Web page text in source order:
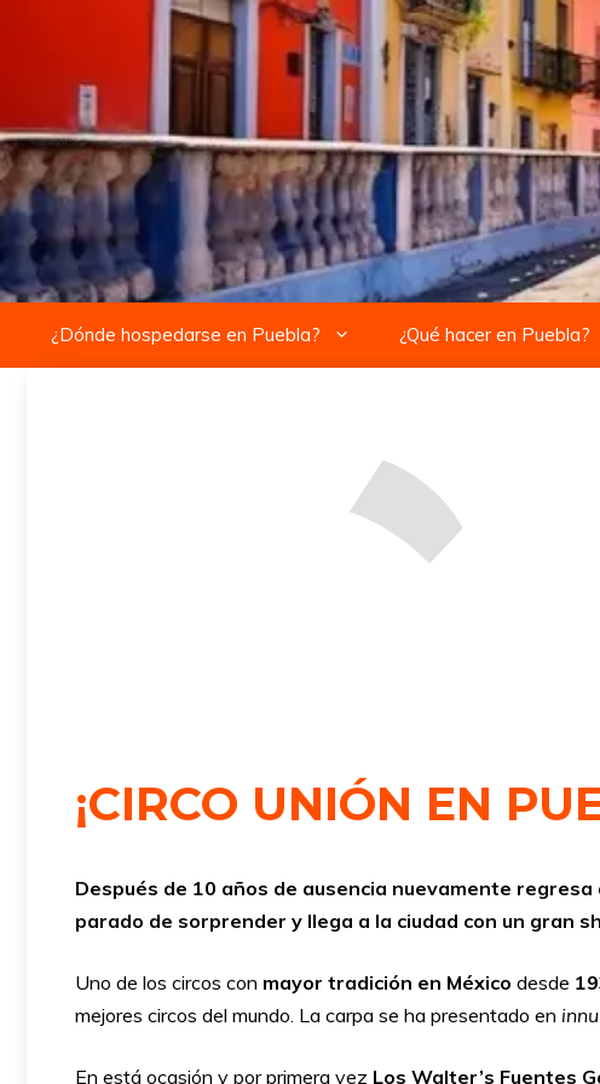
contenido
¿Dónde hospedarse en Puebla? ¿Qué hacer en Puebla?
¡CIRCO UNIÓN EN
Después de 10 años de ausencia nuevamente
parado de sorprender y llega a la ciudad con un gran
Uno de los circos con mayor tradición en México desde
mejores circos del mundo. La carpa se ha presentado en
En está ocasión y por primera vez Los Walter’s Fuentes